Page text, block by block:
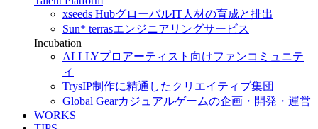
xseeds HubグローバルIT人材の育成と排出
Sun* terrasエンジニアリングサービス
Incubation
ALLLYプロアーティスト向けファンコミュニテ
ィ
TrysIP制作に精通したクリエイティブ集団
Global Gearカジュアルゲームの企画・開発・運営
WORKS